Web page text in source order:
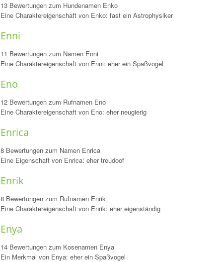
13 Bewertungen zum Hundenamen Enko
Eine Charaktereigenschaft von Enko: fast ein Astrophysiker
Enni
11 Bewertungen zum Namen Enni
Eine Charaktereigenschaft von Enni: eher ein Spaßvogel
Eno
12 Bewertungen zum Rufnamen Eno
Eine Charaktereigenschaft von Eno: eher neugierig
Enrica
8 Bewertungen zum Namen Enrica
Eine Eigenschaft von Enrica: eher treudoof
Enrik
8 Bewertungen zum Rufnamen Enrik
Eine Charaktereigenschaft von Enrik: eher eigenständig
Enya
14 Bewertungen zum Kosenamen Enya
Ein Merkmal von Enya: eher ein Spaßvogel